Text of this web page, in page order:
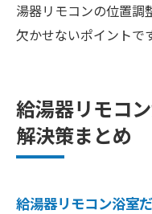
湯器リモコンの位置調
欠かせないポイントで
給湯器リモコ
解決策まとめ
給湯器リモコン浴室